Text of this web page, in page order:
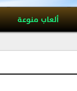
ألعاب منوعة